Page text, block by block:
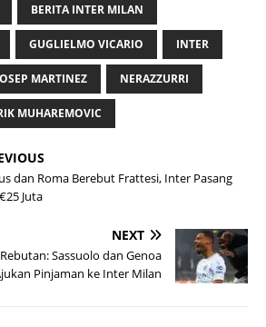
BERITA INTER MILAN
GUGLIELMO VICARIO INTER
MARTINEZ NERAZZURRI
MUHAREMOVIC
dan Roma Berebut Frattesi, Inter Pasang
Juta
NEXT
Sassuolo dan Genoa
Pinjaman ke Inter Milan